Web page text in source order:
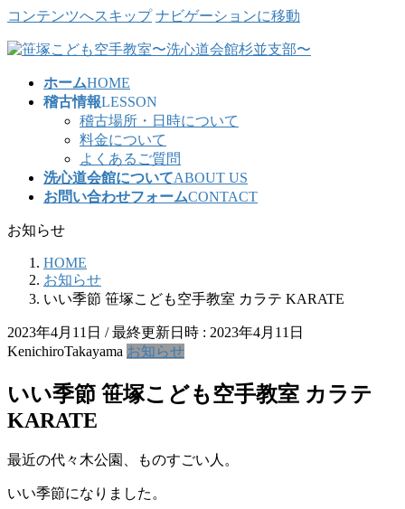
コンテンツへスキップ ナビゲーションに移動
ホームHOME
稽古情報LESSON
稽古場所・日時について
料金について
よくあるご質問
洗心道会館についてABOUT US
お問い合わせフォームCONTACT
お知らせ
HOME
お知らせ
いい季節 笹塚こども空手教室 カラテ KARATE
2023年4月11日 / 最終更新日時 : 2023年4月11日
KenichiroTakayama お知らせ
いい季節 笹塚こども空手教室 カラテ
KARATE
最近の代々木公園、ものすごい人。
いい季節になりました。